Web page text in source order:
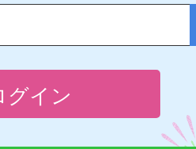
グイン